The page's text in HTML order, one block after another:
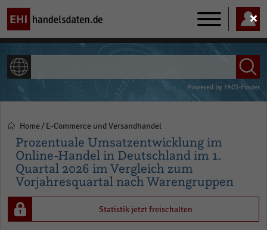
Main
navigation
Powered by FACT-Finder
Pfadnavigation
Home E-Commerce und Versandhandel
Prozentuale Umsatzentwicklung im
Online-Handel in Deutschland im 1.
Quartal 2026 im Vergleich zum
Vorjahresquartal nach Warengruppen
Statistik jetzt freischalten